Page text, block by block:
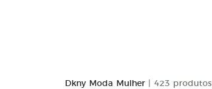
Dkny Moda Mulher | 423 produtos